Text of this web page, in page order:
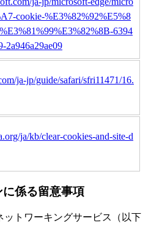
cookie-%E3%82%92%E5%8
6394
2a946a29ae09
ja-jp/guide/safari/sfri11471/16.
ja/kb/clear-cookies-and-site-d
係る留意事項
ットワーキングサービス（以下